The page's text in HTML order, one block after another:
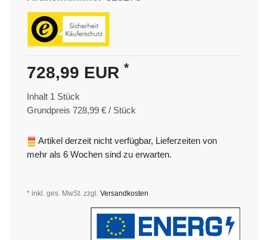
728,99 EUR *
Inhalt 1 Stück
Grundpreis 728,99 € / Stück
Artikel derzeit nicht verfügbar, Lieferzeiten von
mehr als 6 Wochen sind zu erwarten.
* inkl. ges. MwSt. zzgl. Versandkosten